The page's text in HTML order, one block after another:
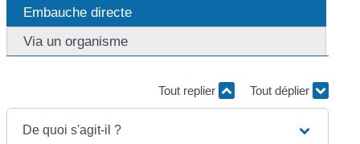
Embauche directe
Via un organisme
Tout replier Tout déplier
De quoi s'agit-il ?